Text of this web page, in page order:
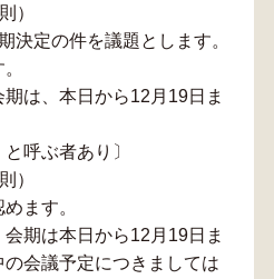
）
決定の件を議題とします。
は、本日から12月19日までの
呼ぶ者あり〕
）
ます。
期は本日から12月19日までの4
会議予定につきましては、あ